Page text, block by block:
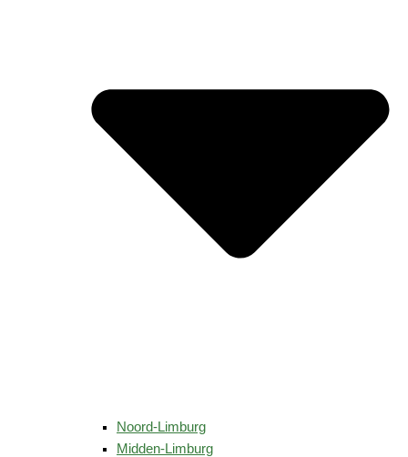
Noord-Limburg
Midden-Limburg